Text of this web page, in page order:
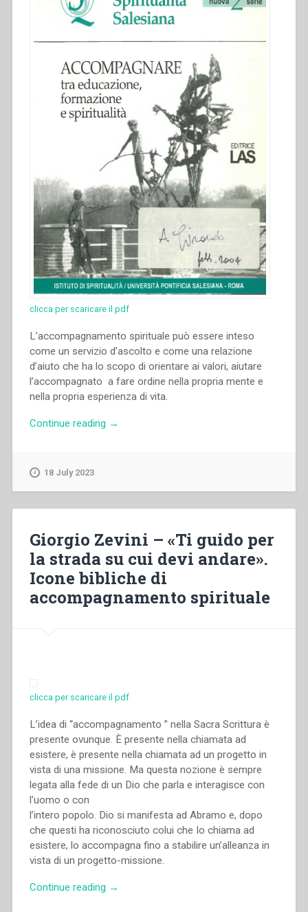
clicca per scaricare il pdf
L’accompagnamento spirituale può essere inteso
come un servizio d’ascolto e come una relazione
d’aiuto che ha lo scopo di orientare ai valori, aiutare
l’accompagnato a fare ordine nella propria mente e
nella propria esperienza di vita.
Continue reading “Mara
Approccio
psicologico”
in
di
→
18 July 2023
Giorgio Zevini – «Ti guido per
la strada su cui devi andare».
Icone bibliche di
accompagnamento spirituale
clicca per scaricare il pdf
L’idea di “accompagnamento ” nella Sacra Scrittura è
presente ovunque. È presente nella chiamata ad
esistere, è presente nella chiamata ad un progetto in
vista di una missione. Ma questa nozione è sempre
legata alla fede di un Dio che parla e interagisce con
l’uomo o con
l’intero popolo. Dio si manifesta ad Abramo e, dopo
che questi ha riconosciuto colui che Io chiama ad
esistere, lo accompagna fino a stabilire un’alleanza in
vista di un progetto-missione.
Continue reading “Giorgio
→